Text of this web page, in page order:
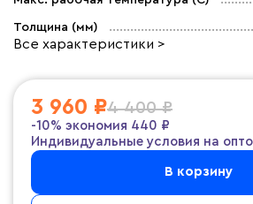
Толщина (мм)
Все характеристики >
3 960 ₽4 400 ₽
-10% экономия 440 ₽
Индивидуальные условия на
В корзину